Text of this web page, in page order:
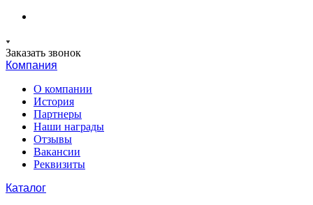
Заказать звонок
Компания
О компании
История
Партнеры
Наши награды
Отзывы
Вакансии
Реквизиты
Каталог